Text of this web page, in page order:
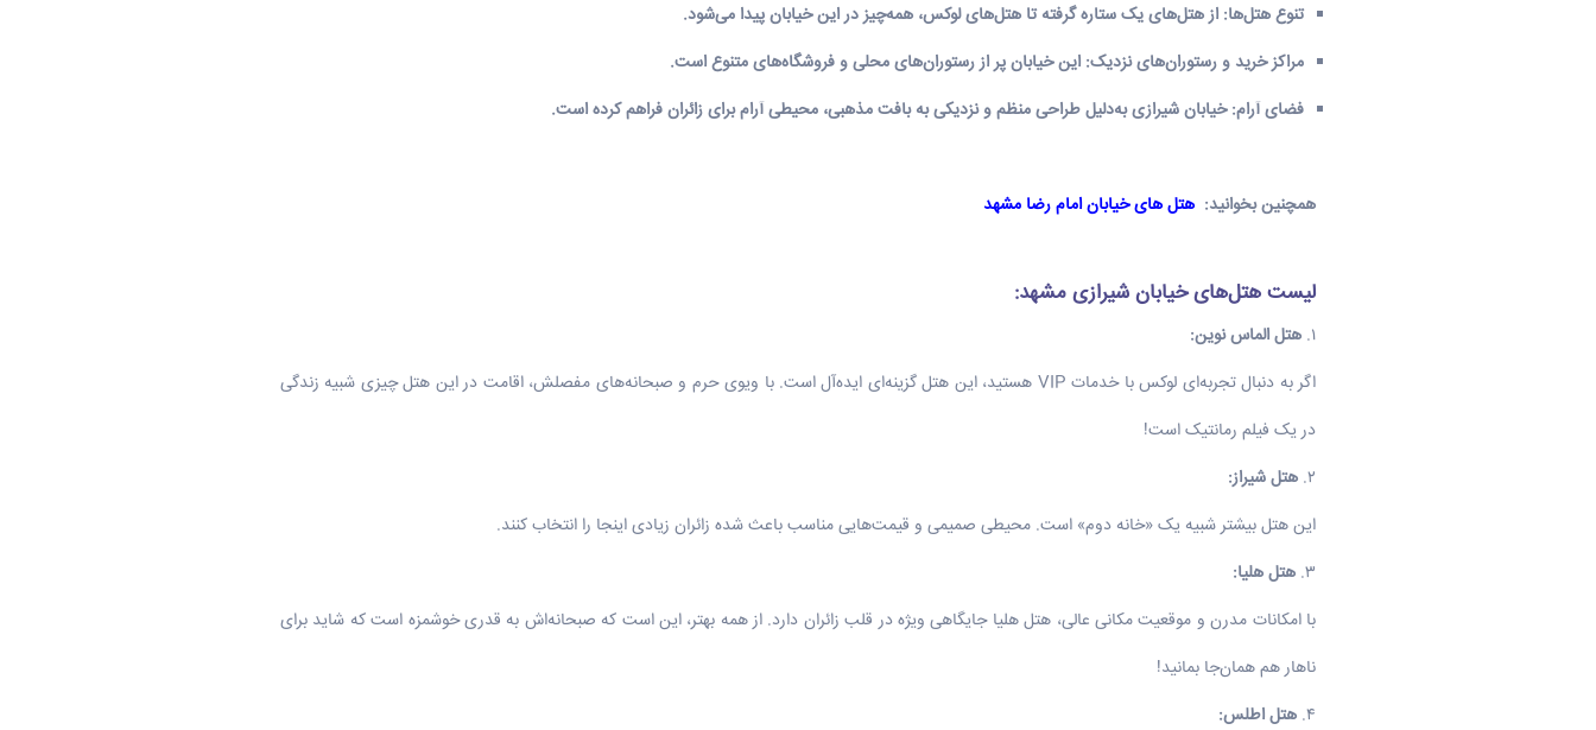
تنوع هتل‌ها: ازهتل‌های یک ستارهگرفته تا هتل‌های لوکس، همه‌چیز در این خیابان پیدا می‌شود.
مراکز خرید و رستوران‌های نزدیک: این خیابان پر از رستوران‌های محلی و فروشگاه‌های متنوع است.
فضای آرام:خیابان شیرازی به‌دلیل طراحی منظم و نزدیکی به بافت مذهبی، محیطی آرام برای زائران فراهم کرده است.
همچنین بخوانید: هتل های خیابان امام رضا مشهد
لیست هتل‌های خیابان شیرازی مشهد:
۱. هتل الماس نوین:
اگر به دنبال تجربه‌ای لوکس با خدمات VIP هستید، این هتل گزینه‌ای ایده‌آل است. با ویوی حرم و صبحانه‌های مفصلش، اقامت در این هتل چیزی شبیه زندگی
در یک فیلم رمانتیک است!
۲. هتل شیراز:
این هتل بیشتر شبیه یک «خانه دوم» است. محیطی صمیمی و قیمت‌هایی مناسب باعث شده زائران زیادی اینجا را انتخاب کنند.
۳. هتل هلیا:
با امکانات مدرن و موقعیت مکانی عالی، هتل هلیا جایگاهی ویژه در قلب زائران دارد. از همه بهتر، این است که صبحانه‌اش به قدری خوشمزه است که شاید برای
ناهار هم همان‌جا بمانید!
۴. هتل اطلس: